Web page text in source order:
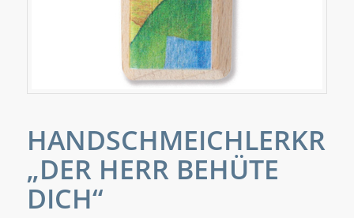
„DER HERR BEHÜTE
DICH“